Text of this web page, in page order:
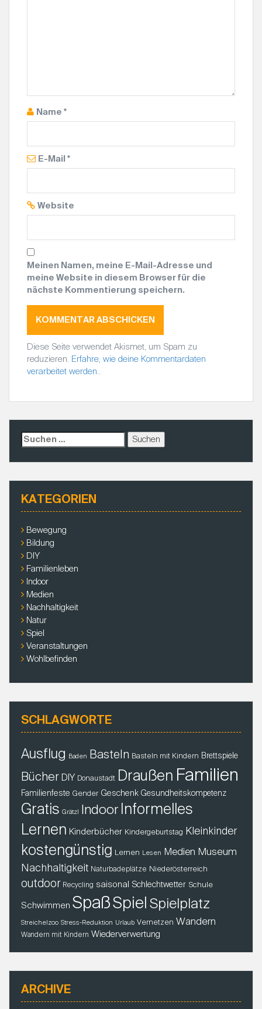
Name *
E-Mail *
Website
Meinen Namen, meine E-Mail-Adresse und
meine Website in diesem Browser für die
nächste Kommentierung speichern.
Diese Seite verwendet Akismet, um Spam zu
reduzieren. Erfahre, wie deine Kommentardaten
verarbeitet werden..
S
u
c
n
a
h
:
KATEGORIEN
Bewegung
Bildung
DIY
Familienleben
Indoor
Medien
Nachhaltigkeit
Natur
Spiel
Veranstaltungen
Wohlbefinden
SCHLAGWORTE
Ausflug Baden Basteln Basteln mit Kindern Brettspiele
BücherDIY Donaustadt Draußen Familien
Familienfeste Gender Geschenk Gesundheitskompetenz
Gratis Grätzl Indoor Informelles
Lernen Kinderbücher Kindergeburtstag Kleinkinder
kostengünstig Lernen Lesen Medien Museum
Nachhaltigkeit Naturbadeplätze Niederösterreich
outdoor Recycling saisonal Schlechtwetter Schule
Schwimmen SpaßSpiel Spielplatz
Streichelzoo Stress-Reduktion Urlaub Vernetzen Wandern
Wandern mit Kindern Wiederverwertung
ARCHIVE